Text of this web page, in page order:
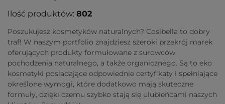
Ilość produktów: 802
Poszukujesz kosmetyków naturalnych? Cosibella to dobry
traf! W naszym portfolio znajdziesz szeroki przekrój marek
oferujących produkty formułowane z surowców
pochodzenia naturalnego, a także organicznego. Są to eko
kosmetyki posiadające odpowiednie certyfikaty i spełniające
określone wymogi, które dodatkowo mają skuteczne
formuły, dzięki czemu szybko stają się ulubieńcami naszych